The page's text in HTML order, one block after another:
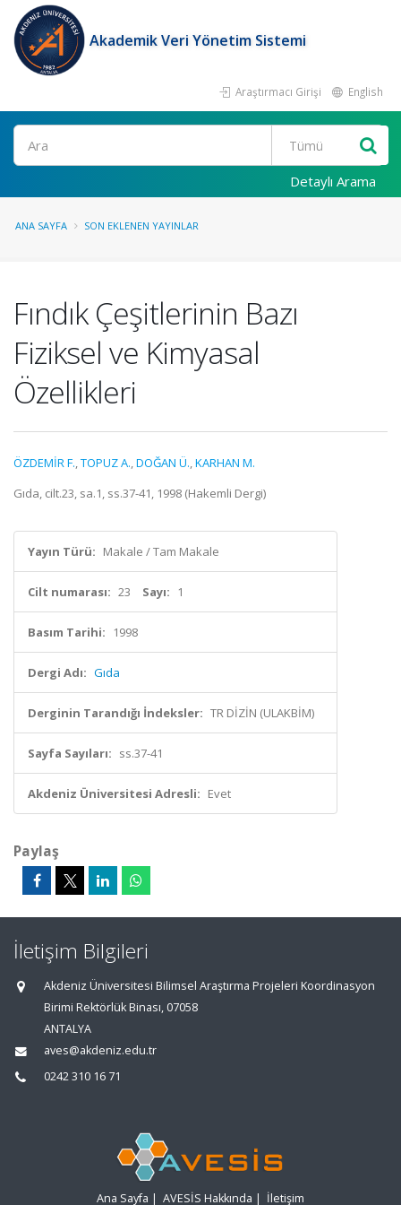
Akademik Veri Yönetim Sistemi
Araştırmacı Girişi English
Ara
Detaylı Arama
ANA SAYFA SON EKLENEN YAYINLAR
Fındık Çeşitlerinin Bazı
Fiziksel ve Kimyasal
Özellikleri
ÖZDEMİR F.,TOPUZ A.,DOĞAN Ü.,KARHAN M.
Gıda, cilt.23, sa.1, ss.37-41, 1998 (Hakemli Dergi)
Yayın Türü: Makale / Tam Makale
Cilt numarası: 23 Sayı: 1
Basım Tarihi: 1998
Dergi Adı: Gıda
Derginin Tarandığı İndeksler: TR DİZİN (ULAKBİM)
Sayfa Sayıları: ss.37-41
Akdeniz Üniversitesi Adresli: Evet
Paylaş
İletişim Bilgileri
Akdeniz Üniversitesi Bilimsel Araştırma Projeleri Koordinasyon
Birimi Rektörlük Binası, 07058
ANTALYA
aves@akdeniz.edu.tr
0242 310 16 71
Ana Sayfa | AVESİS Hakkında | İletişim